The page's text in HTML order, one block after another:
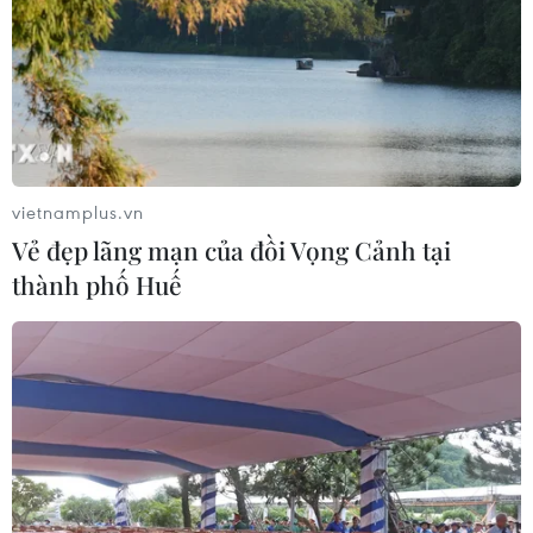
pháp luật không còn phù hợp
06/08/2026 09:59
Khởi tố người đi bộ gây tai nạn chết
người trên quốc lộ ở Quảng Trị
06/08/2026 09:44
Khởi tố Chủ tịch Hội đồng quản trị,
Giám đốc Công ty cổ phần Mekolor
06/08/2026 09:06
Thêm một nhóm dàn cảnh cướp giật
tại khu Tân Huê Viên sa lưới
vietnamplus.vn
Vẻ đẹp lãng mạn của đồi Vọng Cảnh tại
thành phố Huế